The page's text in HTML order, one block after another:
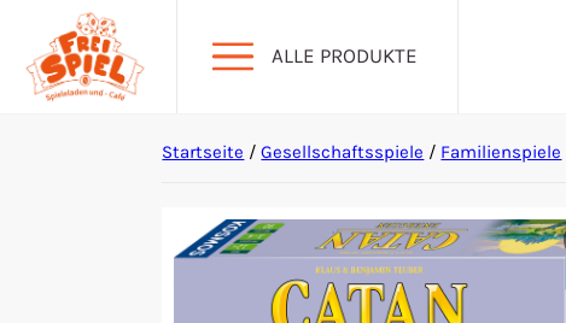
ALLE PRODUKTE
Startseite /Gesellschaftsspiele / Familienspiele